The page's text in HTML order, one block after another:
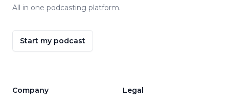
All in one podcasting platform.
Start my podcast
Company Legal